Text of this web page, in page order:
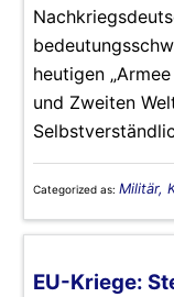
heutigen
und Zweiten
Categorized as: Militär,
EU-Kriege: